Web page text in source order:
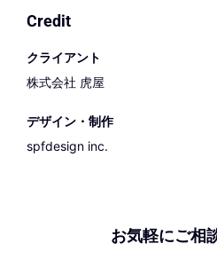
Credit
クライアント
株式会社 虎屋
デザイン・制作
spfdesign inc.
お気軽にご相